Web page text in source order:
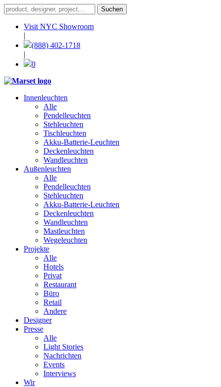
Visit NYC Showroom
|
(888) 402-1718
|
0
Innenleuchten
Alle
Pendelleuchten
Stehleuchten
Tischleuchten
Akku-Batterie-Leuchten
Deckenleuchten
Wandleuchten
Außenleuchten
Alle
Pendelleuchten
Stehleuchten
Akku-Batterie-Leuchten
Deckenleuchten
Wandleuchten
Mastleuchten
Wegeleuchten
Projekte
Alle
Hotels
Privat
Restaurant
Büro
Retail
Andere
Designer
Presse
Alle
Light Stories
Nachrichten
Events
Interviews
Wir